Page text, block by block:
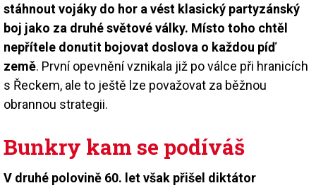
stáhnout vojáky do hor a vést klasický partyzánský
boj jako za druhé světové války. Místo toho chtěl
nepřítele donutit bojovat doslova o každou píď
země. První opevnění vznikala již po válce při hranicích
s Řeckem, ale to ještě lze považovat za běžnou
obrannou strategii.
Bunkry kam se podíváš
V druhé polovině 60. let však přišel diktátor